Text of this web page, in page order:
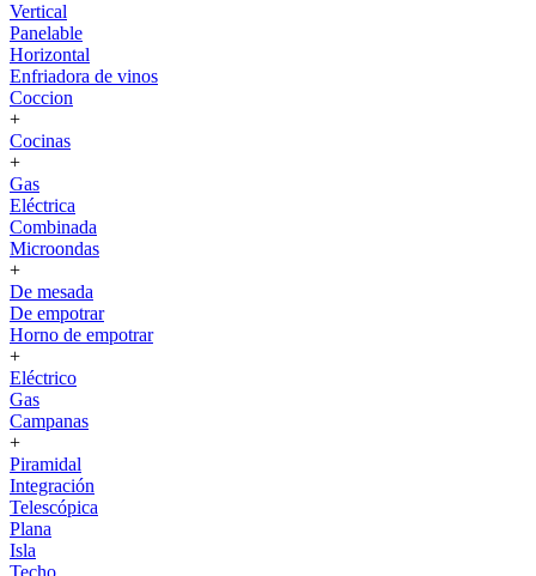
Vertical
Panelable
Horizontal
Enfriadora de vinos
Coccion
+
Cocinas
+
Gas
Eléctrica
Combinada
Microondas
+
De mesada
De empotrar
Horno de empotrar
+
Eléctrico
Gas
Campanas
+
Piramidal
Integración
Telescópica
Plana
Isla
Techo